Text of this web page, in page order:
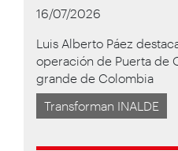
16/07/2026
Luis Alberto Páez
operación de Puerta de
grande de Colombia
Transforman INALDE